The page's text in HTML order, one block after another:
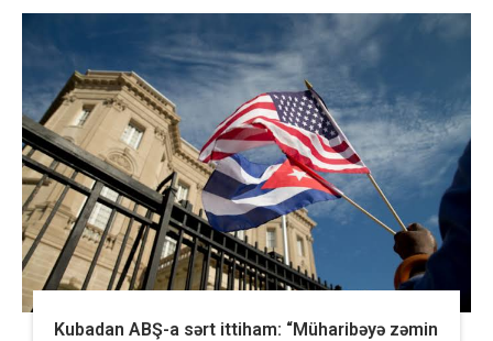
Kubadan ABŞ-a sərt ittiham: “Müharibəyə zəmin